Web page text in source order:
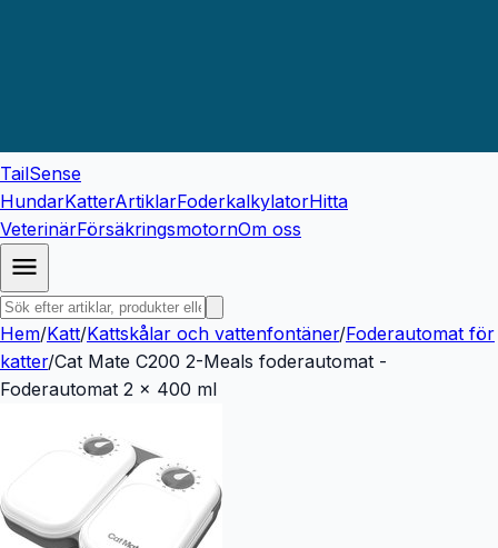
TailSense
HundarKatterArtiklarFoderkalkylatorHitta
VeterinärFörsäkringsmotornOm oss
Hem/Katt/Kattskålar och vattenfontäner/Foderautomat för
katter/Cat Mate C200 2-Meals foderautomat -
Foderautomat 2 x 400 ml